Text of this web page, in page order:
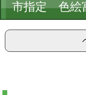
文
市指定 色絵